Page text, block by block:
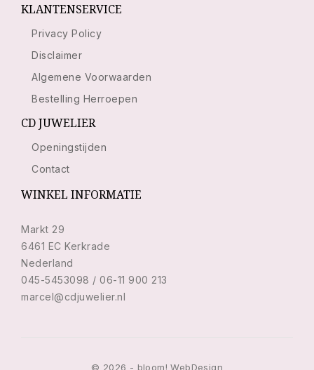
KLANTENSERVICE
Privacy Policy
Disclaimer
Algemene Voorwaarden
Bestelling Herroepen
CD JUWELIER
Openingstijden
Contact
WINKEL INFORMATIE
Markt 29
6461 EC Kerkrade
Nederland
045-5453098 / 06-11 900 213
marcel@cdjuwelier.nl
© 2026 - bloom! WebDesign